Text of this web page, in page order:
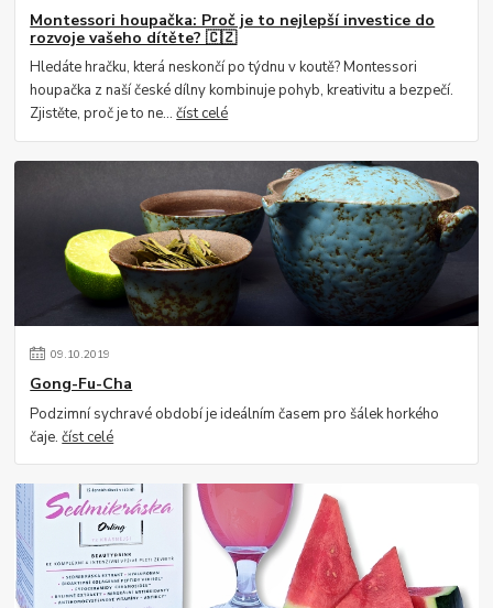
Montessori houpačka: Proč je to nejlepší investice do
rozvoje vašeho dítěte? 🇨🇿
Hledáte hračku, která neskončí po týdnu v koutě? Montessori
houpačka z naší české dílny kombinuje pohyb, kreativitu a bezpečí.
Zjistěte, proč je to ne...číst celé
09.10.2019
Gong-Fu-Cha
Podzimní sychravé období je ideálním časem pro šálek horkého
čaje.číst celé